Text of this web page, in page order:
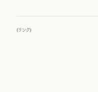
( リンク)